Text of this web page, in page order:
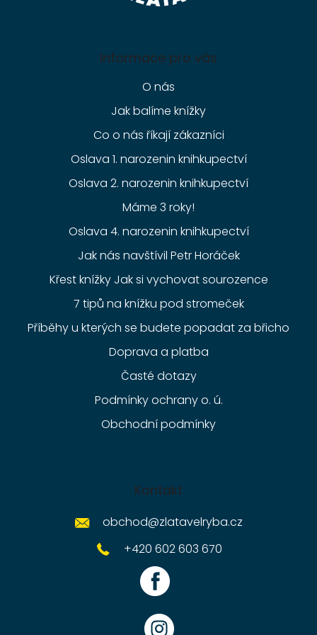
Informace pro vás
O nás
Jak balíme knížky
Co o nás říkají zákazníci
Oslava 1. narozenin knihkupectví
Oslava 2. narozenin knihkupectví
Máme 3 roky!
Oslava 4. narozenin knihkupectví
Jak nás navštívil Petr Horáček
Křest knížky Jak si vychovat sourozence
7 tipů na knížku pod stromeček
Příběhy u kterých se budete popadat za břicho
Doprava a platba
Časté dotazy
Podmínky ochrany o. ú.
Obchodní podmínky
Kontakt
obchod@zlatavelryba.cz
+420 602 603 670